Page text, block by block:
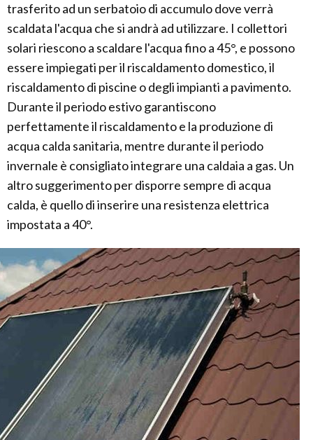
trasferito ad un serbatoio di accumulo dove verrà
scaldata l'acqua che si andrà ad utilizzare. I collettori
solari riescono a scaldare l'acqua fino a 45°, e possono
essere impiegati per il riscaldamento domestico, il
riscaldamento di piscine o degli impianti a pavimento.
Durante il periodo estivo garantiscono
perfettamente il riscaldamento e la produzione di
acqua calda sanitaria, mentre durante il periodo
invernale è consigliato integrare una caldaia a gas. Un
altro suggerimento per disporre sempre di acqua
calda, è quello di inserire una resistenza elettrica
impostata a 40°.